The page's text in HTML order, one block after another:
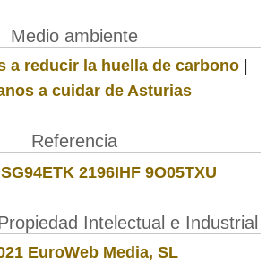
Medio ambiente
a reducir la huella de carbono|
a cuidar de Asturias
Referencia
2196IHF 9O05TXU
Intelectual e Industrial
EuroWeb Media, SL